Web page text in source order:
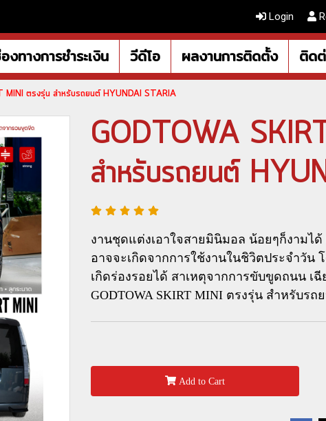
Login
งทางการชำระเงิน วีดีโอ ผลงานการติดตั้ง ติด
MINI ตรงรุ่น สำหรับรถยนต์ HYUNDAI STARIA
GODTOWA
สำหรับรถยนต์
งานชุดแต่งเอาใจสายมินิมอล น้อยๆก็งามไ
อาจจะเกิดจากการใช้งานในชิวิตประจำวัน
เกิดร่องรอยได้ สาเหตุจากการขับขูดถนน
GODTOWA SKIRT MINI ตรงรุ่น สำหรับรถ
Add to Cart